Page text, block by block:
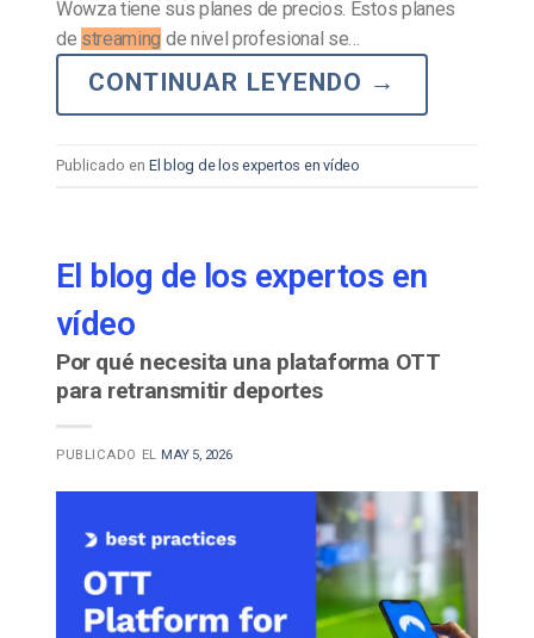
Wowza tiene sus planes de precios. Estos planes
de streaming de nivel profesional se…
CONTINUAR LEYENDO →
Publicado en El blog de los expertos en vídeo
El blog de los expertos en
vídeo
Por qué necesita una plataforma OTT
para retransmitir deportes
PUBLICADO EL MAY 5, 2026